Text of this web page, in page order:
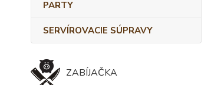
PARTY
SERVÍROVACIE SÚPRAVY
ZABÍJAČKA